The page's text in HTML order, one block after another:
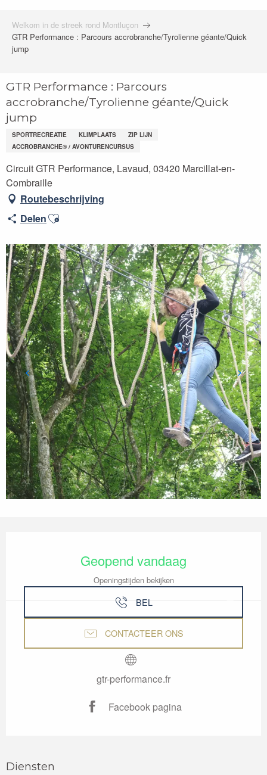
Welkom in de streek rond Montluçon
GTR Performance : Parcours accrobranche/Tyrolienne géante/Quick
jump
GTR Performance : Parcours
accrobranche/Tyrolienne géante/Quick
jump
SPORTRECREATIE KLIMPLAATS
ZIP LIJN
ACCROBRANCHE® / AVONTURENCURSUS
Circuit GTR Performance, Lavaud, 03420 Marcillat-en-
Combraille
Routebeschrijving
DelenAjouter aux favoris
Geopend vandaag
Openingstijden bekijken
BEL
CONTACTEER ONS
gtr-performance.fr
Facebook pagina
Diensten